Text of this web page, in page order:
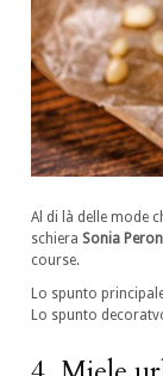
Al di là delle mode
schiera Sonia
course.
Lo spunto
Lo spunto